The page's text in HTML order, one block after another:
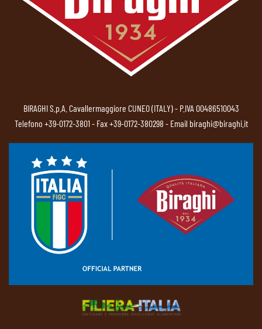
BIRAGHI S.p.A. Cavallermaggiore CUNEO (ITALY) - P.IVA 00486510043
Telefono +39-0172-3801- Fax +39-0172-380298 - Email biraghi@biraghi.it